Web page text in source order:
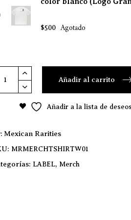
$500 Agotado
Añadir al carrito
Añadir a la lista de deseos
Mexican Rarities
MRMERCHTSHIRTW01
LABEL, Merch